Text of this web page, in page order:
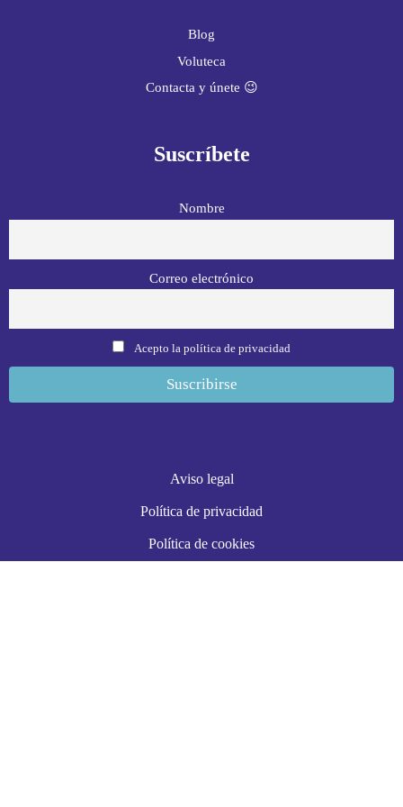
Blog
Voluteca
Contacta y únete 😉
Suscríbete
Nombre
Correo electrónico
Acepto la política de privacidad
Aviso legal
Política de privacidad
Política de cookies